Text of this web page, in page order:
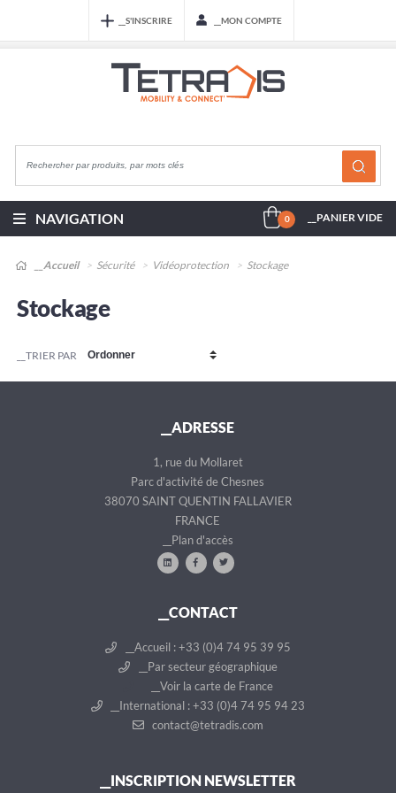
__S'INSCRIRE __MON COMPTE
NAVIGATION 0 __PANIER VIDE
__Accueil Sécurité Vidéoprotection Stockage
Stockage
__TRIER PAR
__ADRESSE
1, rue du Mollaret
Parc d'activité de Chesnes
38070 SAINT QUENTIN FALLAVIER
FRANCE
__Plan d'accès
__CONTACT
__Accueil : +33 (0)4 74 95 39 95
__Par secteur géographique
__Voir la carte de France
__International : +33 (0)4 74 95 94 23
contact@tetradis.com
__INSCRIPTION NEWSLETTER